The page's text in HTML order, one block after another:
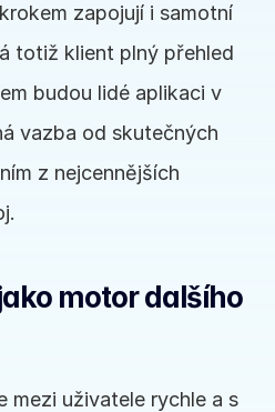
zapojují i samotní
totiž klient plný přehled
budou lidé aplikaci v
vazba od skutečných
z nejcennějších
motor dalšího
mezi uživatele rychle a s